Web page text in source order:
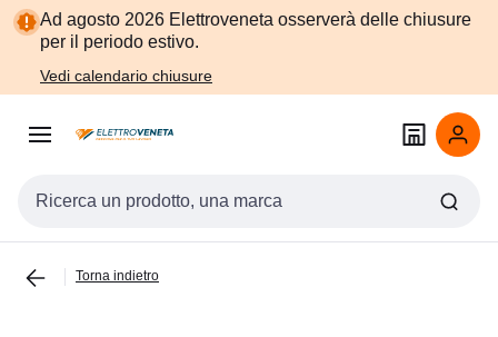
Vai alla
navigazione
Vai
alla
Ad agosto 2026 Elettroveneta osserverà delle chiusure
per il periodo estivo.
Vedi calendario chiusure
Cerca input
Torna indietro